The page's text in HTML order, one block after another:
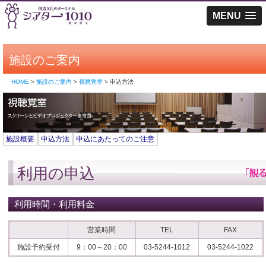
MENU
施設のご案内
HOME > 施設のご案内 > 視聴覚室> 申込方法
施設概要 申込方法 申込にあたってのご注意
利用の申込
利用時間・利用料金
営業時間 TEL FAX
施設予約受付 9：00～20：00 03-5244-1012 03-5244-1022